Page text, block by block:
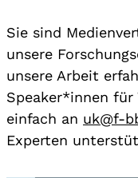
Sie sind
unsere
unsere Arbeit
Speaker*innen für
einfach an uk@f-
Experten